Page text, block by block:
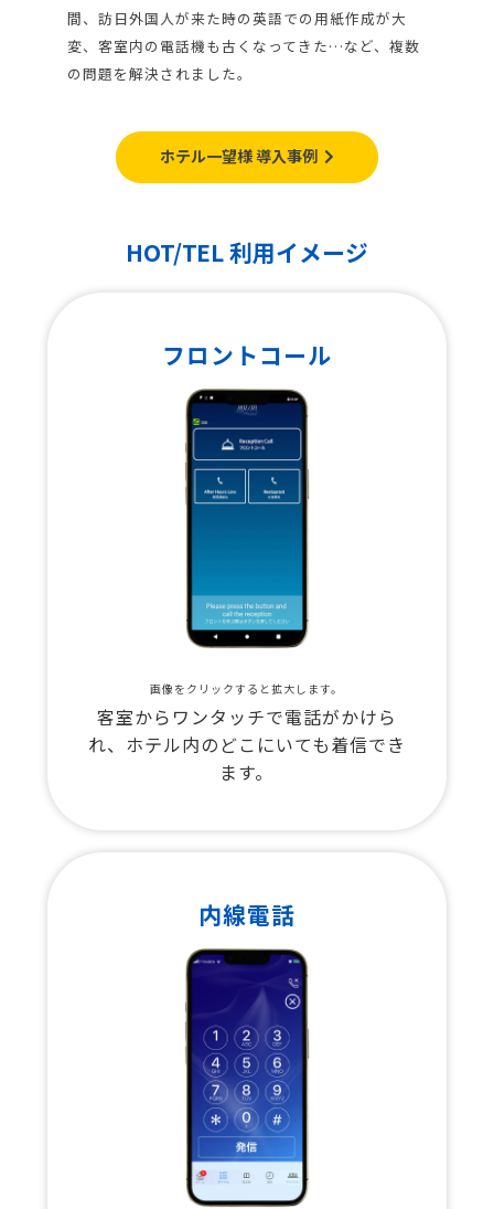
間、訪日外国人が来た時の英語での用紙作成が大
変、客室内の電話機も古くなってきた…など、複数
の問題を解決されました。
ホテル一望様 導入事例
HOT/TEL 利用イメージ
フロントコール
画像をクリックすると拡大します。
客室からワンタッチで電話がかけら
れ、ホテル内のどこにいても着信でき
ます。
内線電話